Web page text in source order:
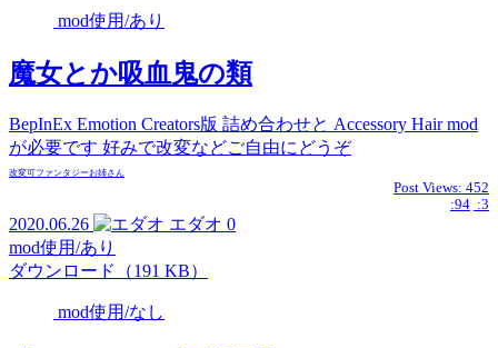
mod使用/あり
魔女とか吸血鬼の類
BepInEx Emotion Creators版 詰め合わせと Accessory Hair mod
が必要です 好みで改変などご自由にどうぞ
改変可ファンタジーお姉さん
Post Views: 452
:94 :3
2020.06.26 エダオ 0
mod使用/あり
ダウンロード（191 KB）
mod使用/なし